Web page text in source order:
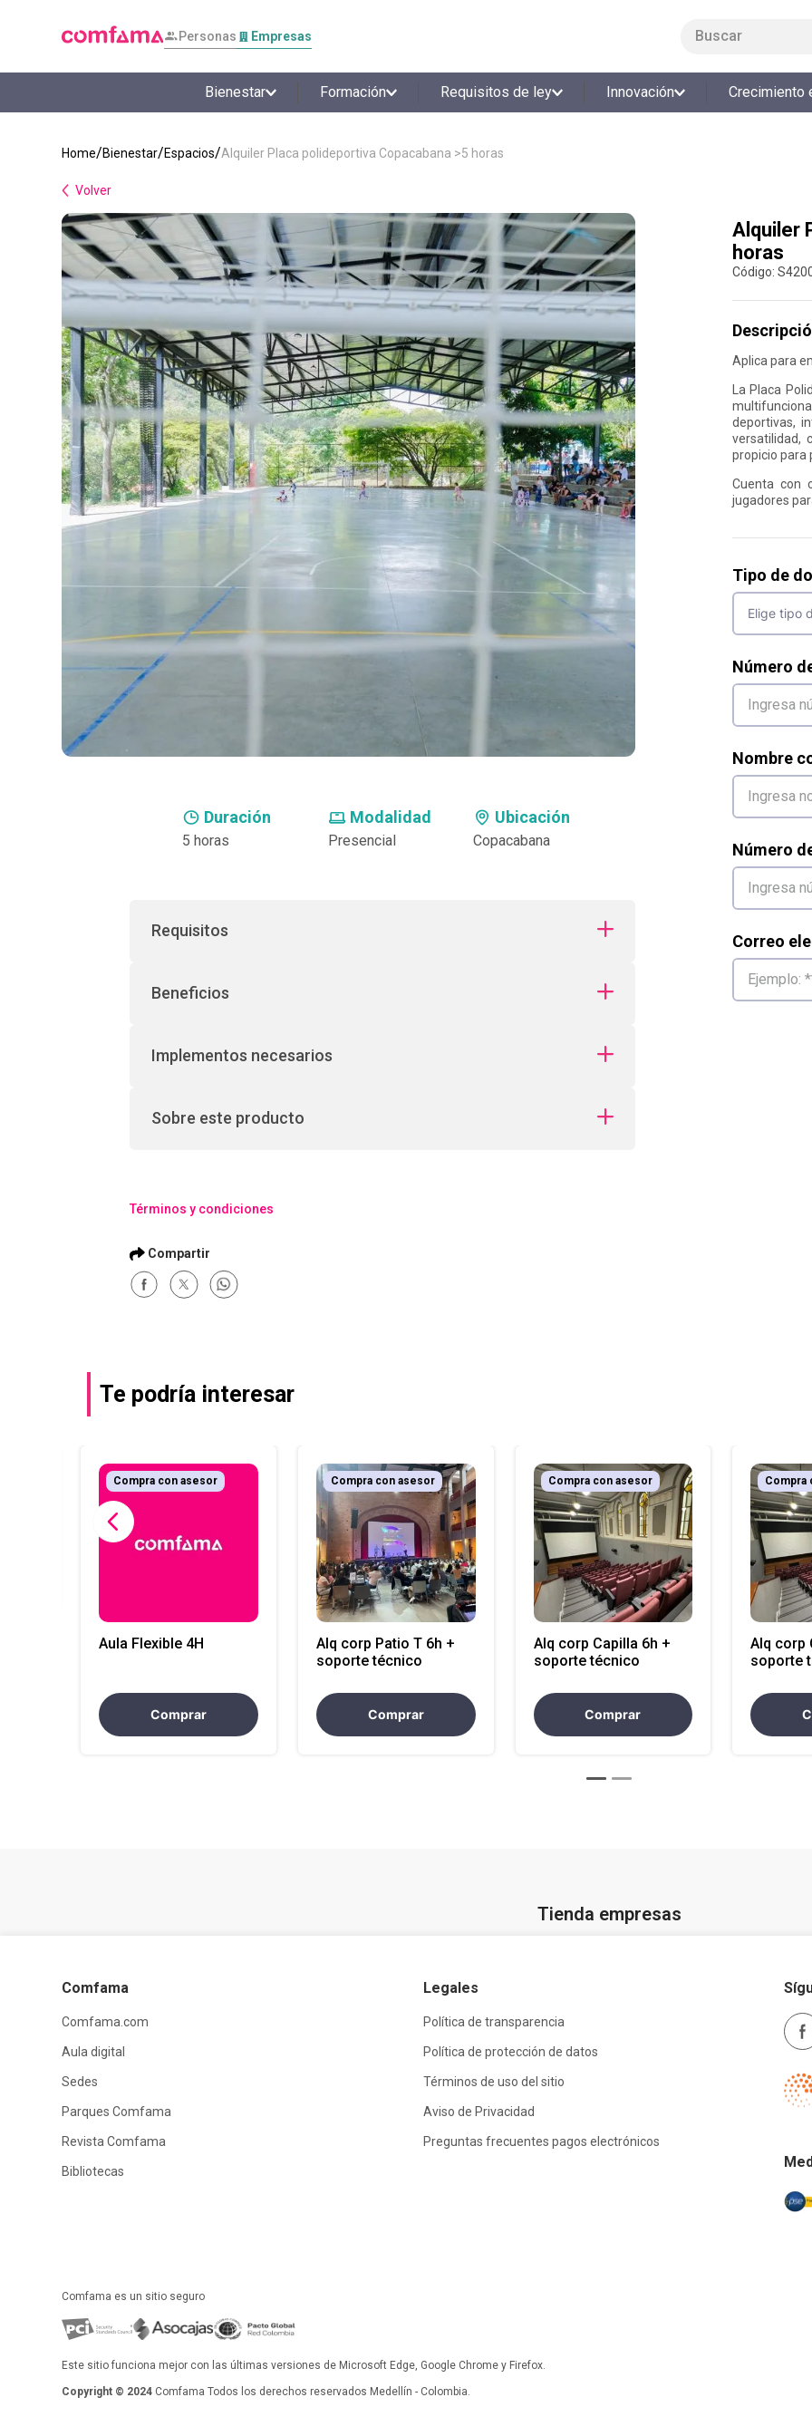
Personas Empresas
Bienestar Formación Requisitos de ley Innovación Crecimiento
Bienestar Espacios Alquiler Placa polideportiva Copacabana >5 horas
Volver
Duración
5 horas
Modalidad
Presencial
Ubicación
Copacabana
Requisitos
Beneficios
Implementos necesarios
Sobre este producto
Términos y condiciones
Alquiler
horas
:
Aplica para
La Placa
deportivas,
versatilidad,
propicio para
Cuenta con
jugadores
Tipo de
Número
Nombre
Número
Correo
Te podría interesar
Aula Flexible 4H
Comprar
Compra con asesor
Alq corp Patio T 6h +
soporte técnico
Comprar
Compra con asesor
Alq corp Capilla 6h +
soporte técnico
Comprar
Compra con asesor
Alq corp
soporte
Compra
Tienda empresas
Comfama
Comfama.com
Aula digital
Sedes
Parques Comfama
Revista Comfama
Bibliotecas
Legales
Política de transparencia
Política de protección de datos
Términos de uso del sitio
Aviso de Privacidad
Preguntas frecuentes pagos electrónicos
Comfama es un sitio seguro
Este sitio funciona mejor con las últimas versiones de Microsoft Edge, Google Chrome y Firefox.
Copyright © 2024 Comfama Todos los derechos reservados Medellín - Colombia.
LO MÁS BUSCADO
1.
smart fit
5.
cocina
6.
tiqueteras
7.
refrigerio
9.
talleres creativos
10. retiro laboral